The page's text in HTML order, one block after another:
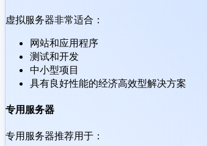
虚拟服务器非常适合：
网站和应用程序
测试和开发
中小型项目
具有良好性能的经济高效型解决方案
专用服务器
专用服务器推荐用于：